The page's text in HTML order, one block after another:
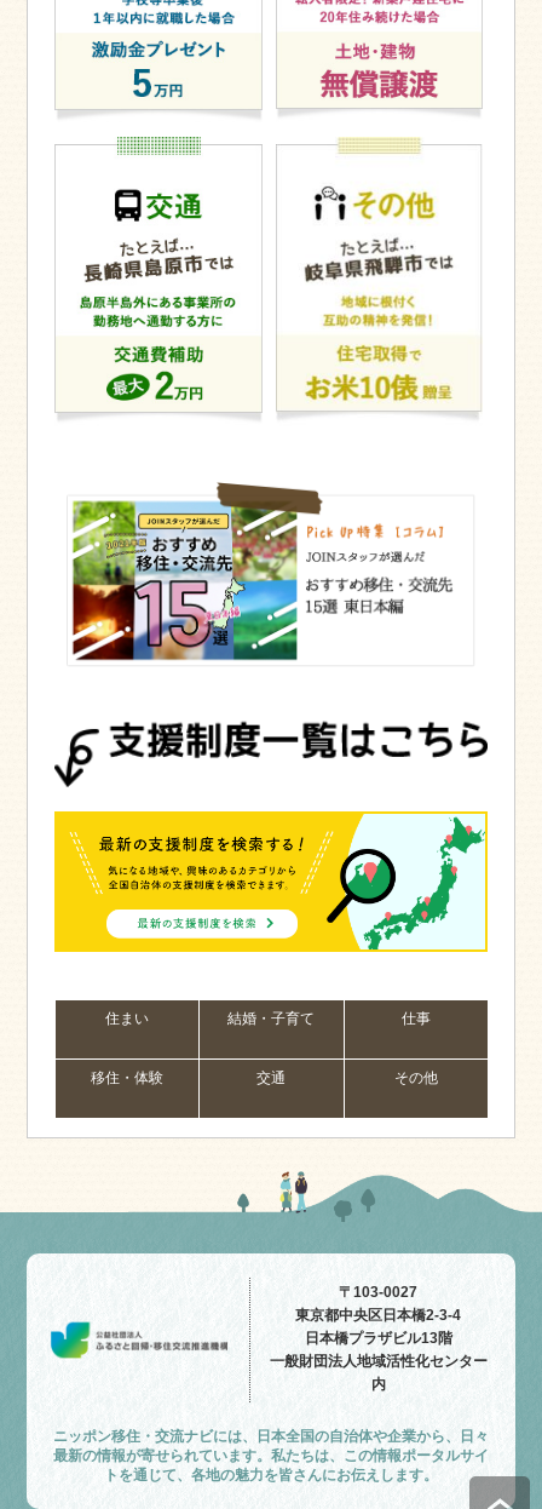
住まい 結婚・子育て 仕事
移住・体験 交通 その他
〒103-0027
東京都中央区日本橋2-3-4
日本橋プラザビル13階
一般財団法人地域活性化センター
内
ニッポン移住・交流ナビには、日本全国の自治体や企業から、日々
最新の情報が寄せられています。私たちは、この情報ポータルサイ
トを通じて、各地の魅力を皆さんにお伝えします。